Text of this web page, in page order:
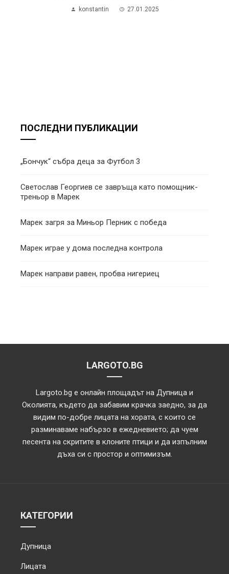
konstantin 27.01.2025
ПОСЛЕДНИ ПУБЛИКАЦИИ
„Бончук“ събра деца за Футбол 3
Светослав Георгиев се завръща като помощник-
треньор в Марек
Марек загря за Миньор Перник с победа
Марек играе у дома последна контрола
Марек направи равен, пробва нигериец
LARGOTO.BG
Largoto.bg е онлайн площадът на Дупница и
Околията, където да забавим крачка заедно, за да
видим по-добре лицата на хората, с които се
разминаваме набързо в ежедневието; да чуем
песента на скритите в клоните птици и да изпълним
дъха си с простор и оптимизъм.
КАТЕГОРИИ
Дупница
Лицата